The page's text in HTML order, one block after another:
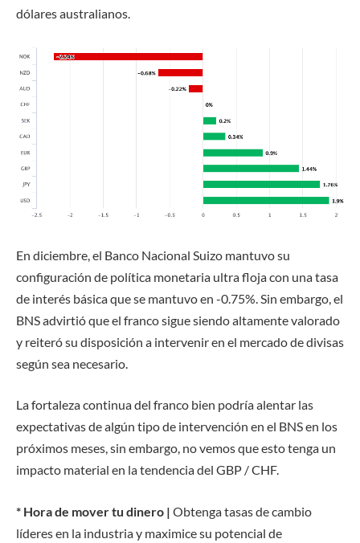
dólares australianos.
En diciembre, el Banco Nacional Suizo mantuvo su
configuración de política monetaria ultra floja con una tasa
de interés básica que se mantuvo en -0.75%. Sin embargo, el
BNS advirtió que el franco sigue siendo altamente valorado
y reiteró su disposición a intervenir en el mercado de divisas
según sea necesario.
La fortaleza continua del franco bien podría alentar las
expectativas de algún tipo de intervención en el BNS en los
próximos meses, sin embargo, no vemos que esto tenga un
impacto material en la tendencia del GBP / CHF.
* Hora de mover tu dinero | Obtenga tasas de cambio
líderes en la industria y maximice su potencial de